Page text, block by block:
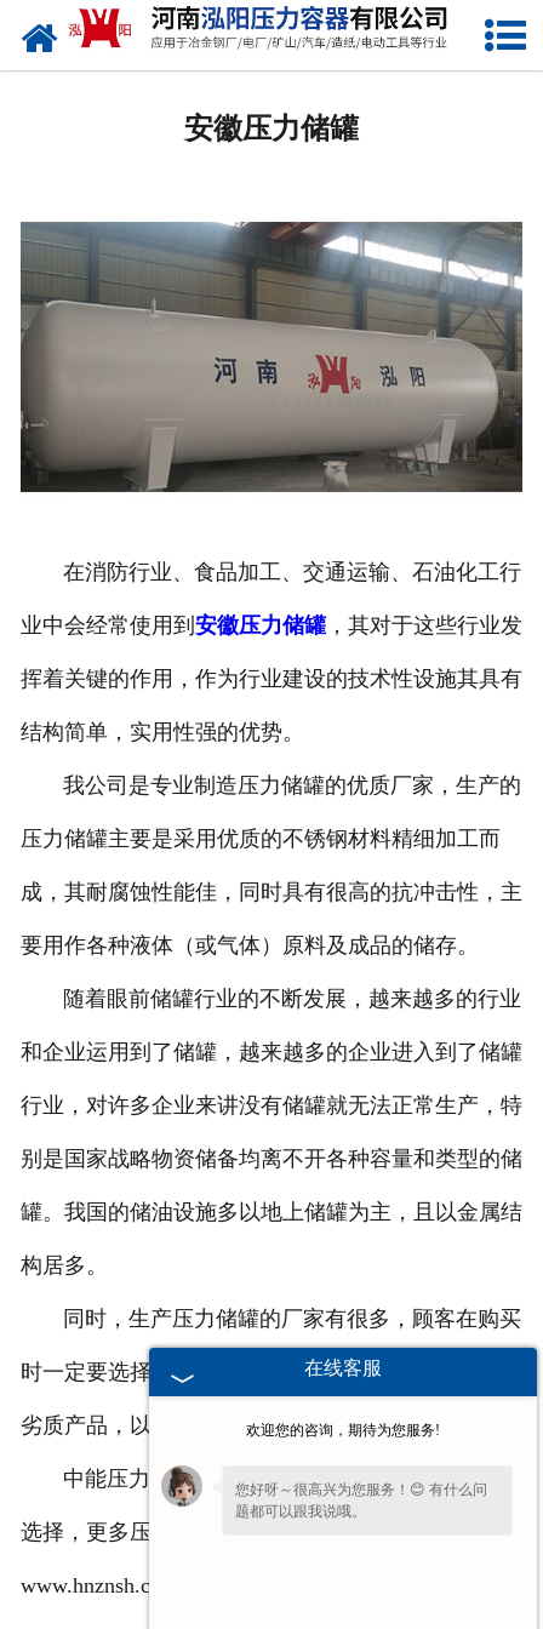
网站首页
安徽空气储罐
安徽储油罐
安徽缓冲罐
安徽分离容器
安徽换热容器
安徽压力储罐
在消防行业、食品加工、交通运输、石油化工行
业中会经常使用到 安徽压力储罐，其对于这些行业发
挥着关键的作用，作为行业建设的技术性设施其具有
结构简单，实用性强的优势。
我公司是专业制造压力储罐的优质厂家，生产的
压力储罐主要是采用优质的不锈钢材料精细加工而
成，其耐腐蚀性能佳，同时具有很高的抗冲击性，主
要用作各种液体（或气体）原料及成品的储存。
随着眼前储罐行业的不断发展，越来越多的行业
和企业运用到了储罐，越来越多的企业进入到了储罐
行业，对许多企业来讲没有储罐就无法正常生产，特
别是国家战略物资储备均离不开各种容量和类型的储
罐。我国的储油设施多以地上储罐为主，且以金属结
构居多。
同时，生产压力储罐的厂家有很多，顾客在购买
时一定要选择信誉度较高的厂家，禁止选择小厂家的
劣质产品，以防出现安全隐患。
中能压力储罐，质量过关，价格经济，是您不错
选择，更多压力储罐信息，欢迎浏览：
www.hnznsh.com
在线客服
欢迎您的咨询，期待为您服务!
您好呀～很高兴为您服务！😊 有什么问
题都可以跟我说哦。